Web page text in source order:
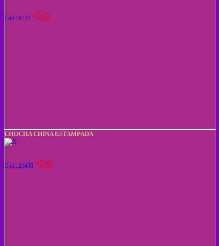
Cod : 6727 share
CHOCHA CHINA ESTAMPADA
Cod : 21450 share